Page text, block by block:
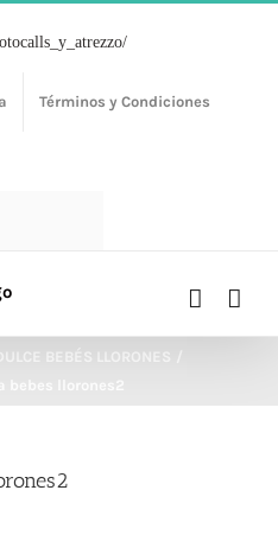
Términos y Condiciones
BEBÉS LLORONES
bebes llorones2